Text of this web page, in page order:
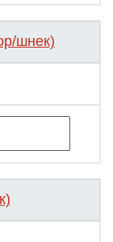
шнек)